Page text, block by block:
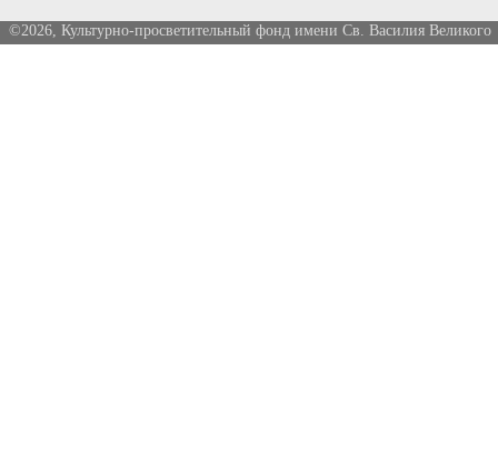
©2026, Культурно-просветительный фонд имени Св. Василия Великого